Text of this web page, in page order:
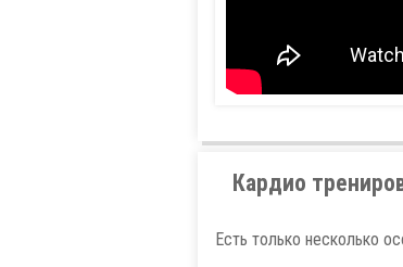
Кардио
Есть только несколько